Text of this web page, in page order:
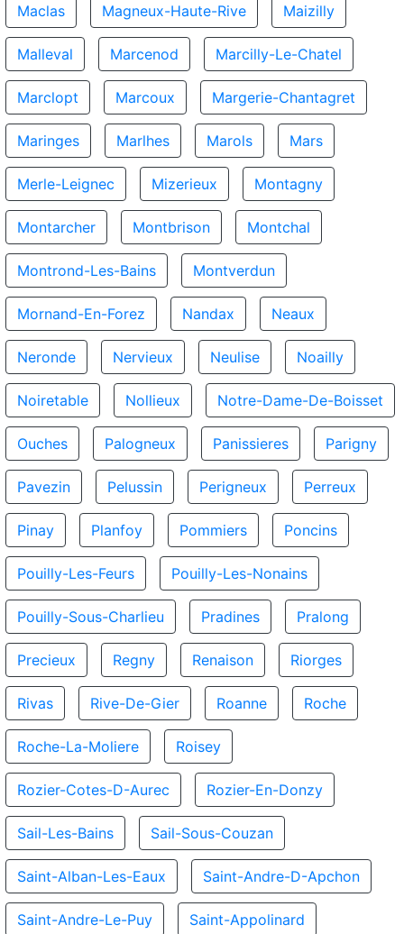
Maclas Magneux-Haute-Rive Maizilly
Malleval Marcenod Marcilly-Le-Chatel
Marclopt Marcoux Margerie-Chantagret
Maringes Marlhes Marols Mars
Merle-Leignec Mizerieux Montagny
Montarcher Montbrison Montchal
Montrond-Les-Bains Montverdun
Mornand-En-Forez Nandax Neaux
Neronde Nervieux Neulise Noailly
Noiretable Nollieux Notre-Dame-De-Boisset
Ouches Palogneux Panissieres Parigny
Pavezin Pelussin Perigneux Perreux
Pinay Planfoy Pommiers Poncins
Pouilly-Les-Feurs Pouilly-Les-Nonains
Pouilly-Sous-Charlieu Pradines Pralong
Precieux Regny Renaison Riorges
Rivas Rive-De-Gier Roanne Roche
Roche-La-Moliere Roisey
Rozier-Cotes-D-Aurec Rozier-En-Donzy
Sail-Les-Bains Sail-Sous-Couzan
Saint-Alban-Les-Eaux Saint-Andre-D-Apchon
Saint-Andre-Le-Puy Saint-Appolinard